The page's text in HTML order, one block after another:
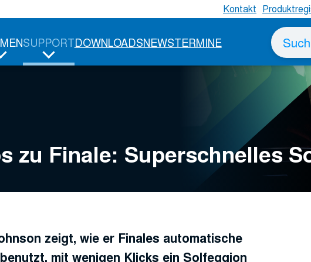
Kontakt
SUPPORTDOWNLOADSNEWSTERMINE
Suche
nach
zu Finale: Superschnelles
zeigt, wie er Finales automatische
mit wenigen Klicks ein Solfeggion